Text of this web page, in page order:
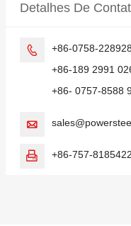
Detalhes De

+86-0758-
+86-189 2991
+86- 0757-8588

 +86-757-